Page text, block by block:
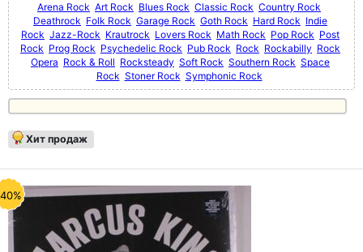
Arena Rock Art Rock Blues Rock Classic Rock Country Rock
Deathrock Folk Rock Garage Rock Goth Rock Hard Rock Indie
Rock Jazz-Rock Krautrock Lovers Rock Math Rock Pop Rock Post
Rock Prog Rock Psychedelic Rock Pub Rock Rock Rockabilly Rock
Opera Rock & Roll Rocksteady Soft Rock Southern Rock Space
Rock Stoner Rock Symphonic Rock
Хит продаж